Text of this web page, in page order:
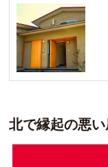
北で縁起の悪